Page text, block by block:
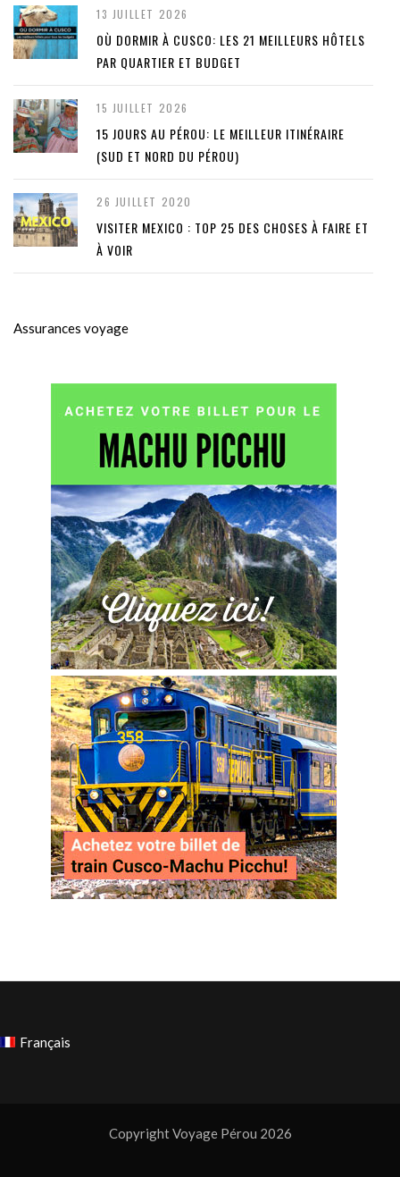
13 JUILLET 2026
OÙ DORMIR À CUSCO: LES 21 MEILLEURS HÔTELS
PAR QUARTIER ET BUDGET
15 JUILLET 2026
15 JOURS AU PÉROU: LE MEILLEUR ITINÉRAIRE
(SUD ET NORD DU PÉROU)
26 JUILLET 2020
VISITER MEXICO : TOP 25 DES CHOSES À FAIRE ET
À VOIR
Assurances voyage
Français
Copyright Voyage Pérou 2026